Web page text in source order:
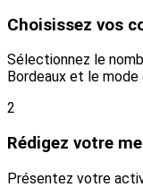
Choisissez vos
Sélectionnez le
Bordeaux et le
2
Rédigez votre
Présentez votre